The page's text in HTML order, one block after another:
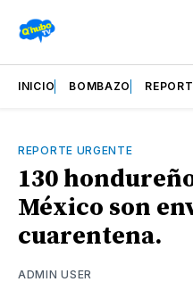
INICIO BOMBAZO
REPORTE URGENTE
130
México son
cuarentena.
ADMIN USER